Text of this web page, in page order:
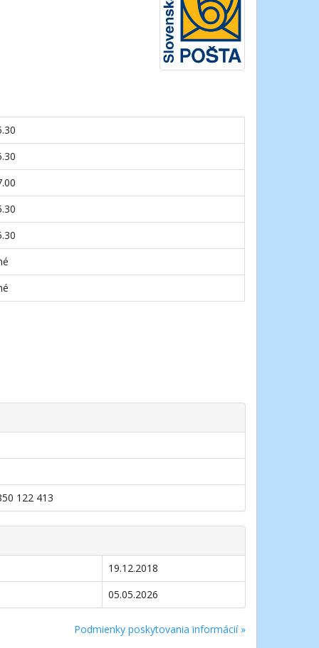
122 413
19.12.2018
05.05.2026
Podmienky poskytovania informácií »